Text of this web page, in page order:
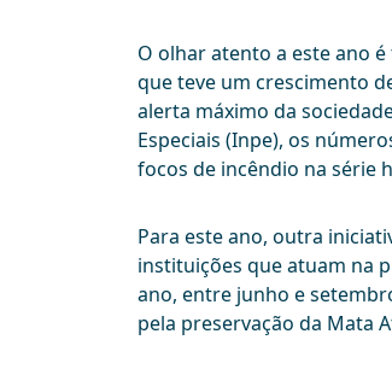
O olhar atento a este ano
que teve um crescimento
alerta máximo da
Especiais (Inpe), os
focos de incêndio na série
Para este ano, outra
instituições que atuam na
ano, entre junho e
pela preservação da Mata